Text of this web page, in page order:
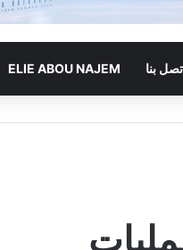
بنا ELIE ABOU NAJEM